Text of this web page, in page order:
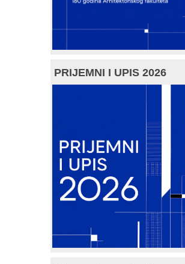
PRIJEMNI I UPIS 2026